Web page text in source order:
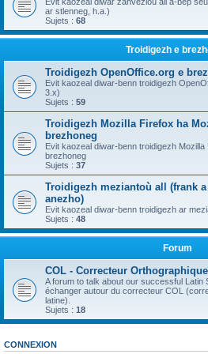
ar stlenneg, h.a.)
Sujets : 68
Troidigezh e
Troidigezh OpenOffice.org e
Evit kaozeal diwar-benn troidigezh
3.x)
Sujets : 59
Troidigezh Mozilla Firefox ha
brezhoneg
Evit kaozeal diwar-benn troidigezh
brezhoneg
Sujets : 37
Troidigezh meziantoù all (frank
anezho)
Evit kaozeal diwar-benn troidigezh ar
Sujets : 48
Forum
COL - Correcteur
A forum to talk about our successful
échanger autour du correcteur COL
latine).
Sujets : 18
CONNEXION